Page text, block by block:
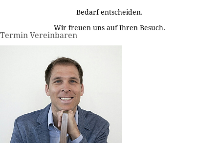
Bedarf entscheiden.
Wir freuen uns auf Ihren Besuch.
Termin Vereinbaren